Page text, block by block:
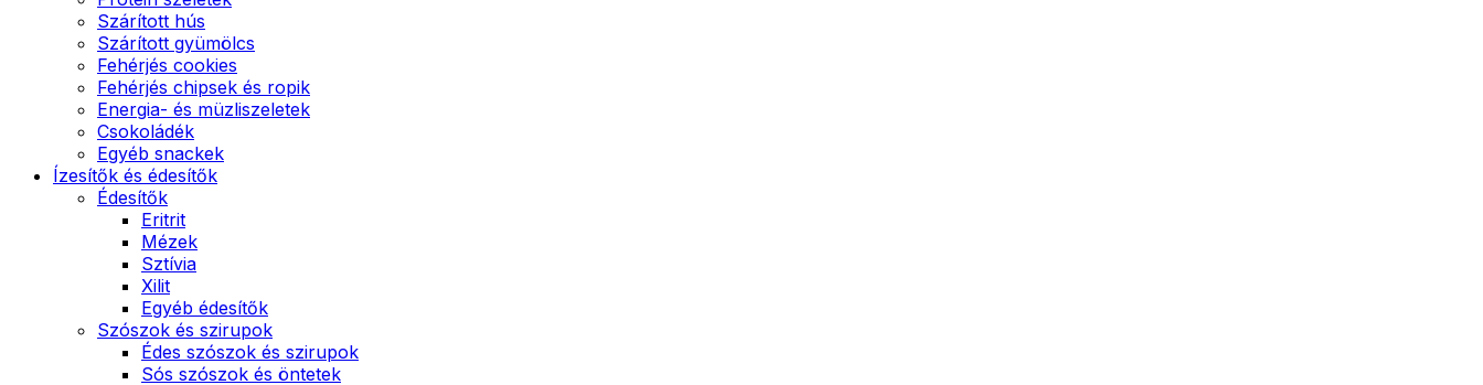
Szárított hús
Szárított gyümölcs
Fehérjés cookies
Fehérjés chipsek és ropik
Energia- és müzliszeletek
Csokoládék
Egyéb snackek
Ízesítők és édesítők
Édesítők
Eritrit
Mézek
Sztívia
Xilit
Egyéb édesítők
Szószok és szirupok
Édes szószok és szirupok
Sós szószok és öntetek